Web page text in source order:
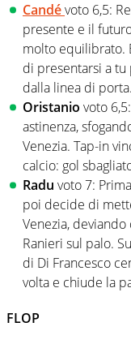
Candévoto 6,5:
presente e il
molto equilibrato.
di presentarsi a
dalla linea di porta.
Oristanio voto
astinenza,
Venezia. Tap-in
calcio: gol
Radu voto 7:
poi decide di
Venezia,
Ranieri sul palo.
di Di Francesco
volta e chiude la
FLOP